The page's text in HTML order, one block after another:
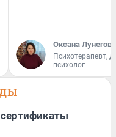
Оксана Лунегова
Психотерапевт,
психолог